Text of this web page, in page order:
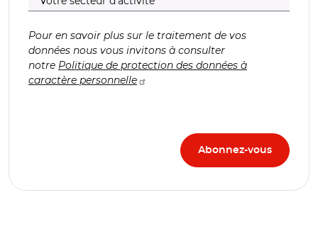
Pour en savoir plus sur le traitement de vos
données nous vous invitons à consulter
notre Politique de protection des données à
caractère personnelle